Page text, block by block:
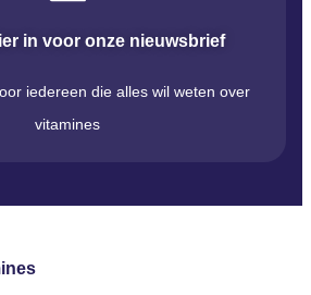
in voor onze nieuwsbrief
iedereen die alles wil weten over
vitamines